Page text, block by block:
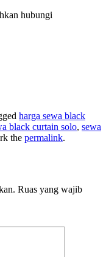
hubungi
harga sewa black
black curtain solo, sewa
the permalink.
Ruas yang wajib